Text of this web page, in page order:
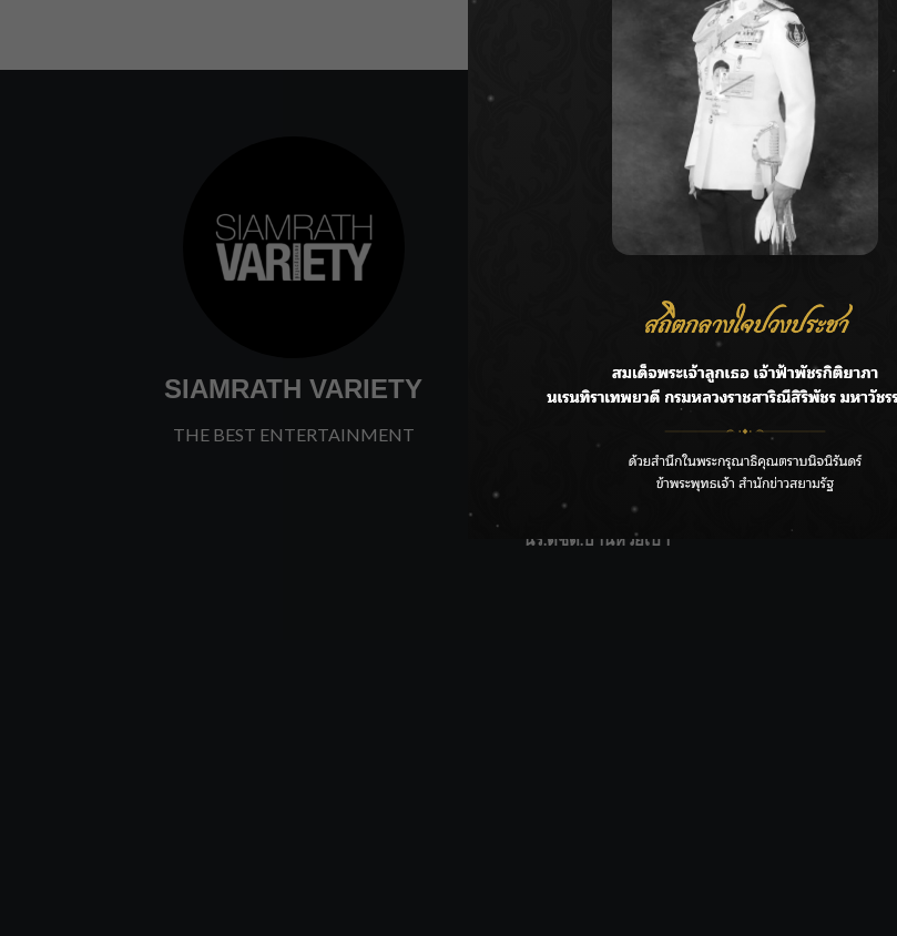
SIAMRATH VARIETY
THE BEST ENTERTAINMENT
ลุยไม่หยุด!! กรมชลฯ เร่งเคลียร์ผักตบชวา-ติดตั้งเครื่อ
Malaysia พร้อมโชว์สุดประทับใจ
“สุริยะ” สั่งกรมชลฯ เฝ้าระวังน้ำ 24 ชม. รับมือฝนสิงหา
บริหารเชิงรุกลดเสี่ยงน้ำท่วม
เปิดตัวซิงเกิลเดบิวต์ “CGM48” รุ่นที่ 5 “รถไฟแห่งควา
แฟนคลับส่งกำลังใจแน่น! ณ เซ็นทรัลเชียงใหม่ แอร์พอ
จากดอยห่างไกลสู่คลังโปรตีนสัตว์น้ำ ยกระดับคุณภาพ
นร.ตชด.บ้านห้วยเป้า